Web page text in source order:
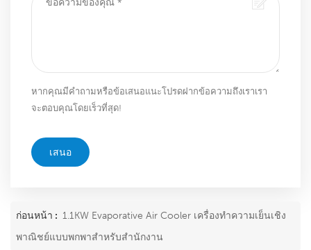
หากคุณมีคำถามหรือข้อเสนอแนะโปรดฝากข้อความถึงเราเรา
จะตอบคุณโดยเร็วที่สุด!
เสนอ
ก่อนหน้า : 1.1KW Evaporative Air Cooler เครื่องทำความเย็นเชิง
พาณิชย์แบบพกพาสำหรับสำนักงาน